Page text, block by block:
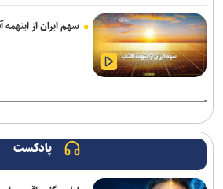
رشد ۴۲ درصدی سازش در شورای حل اختلاف استان تهران
۳ سانحه مرگبار طی یک هفته در بزرگراه‌های
رانندگان و عابران
ترافیک سنگین در جاده چالوس/ جاده‌های
سهم ایران از اینهمه
پادکست